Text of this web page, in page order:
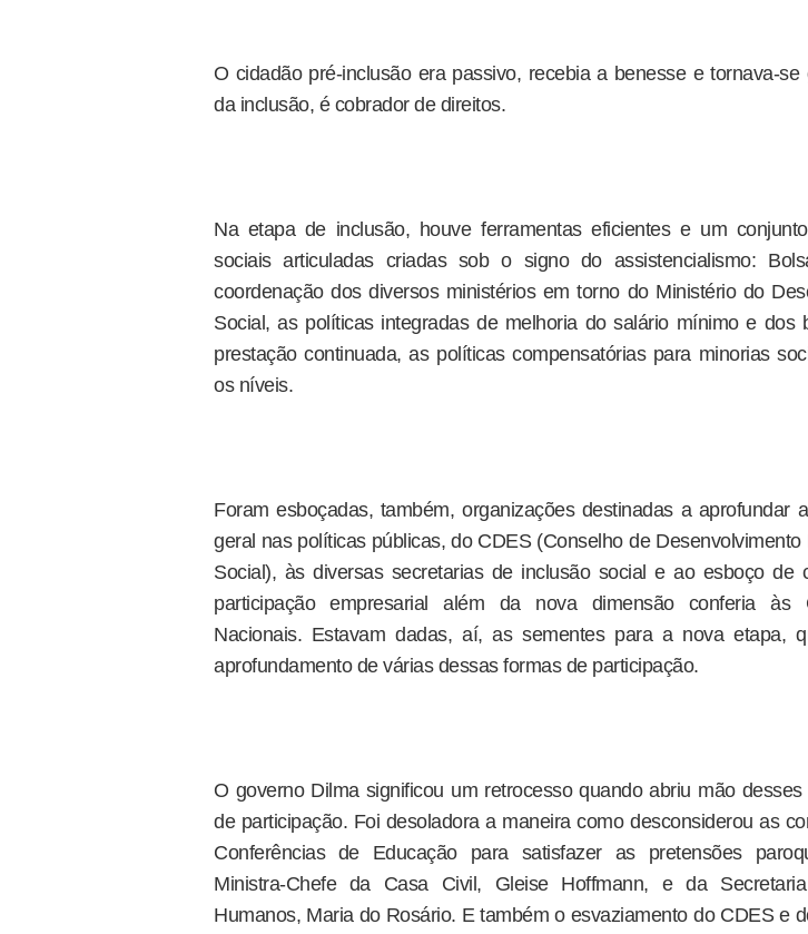
O cidadão pré-inclusão era passivo, recebia a benesse e tornava-se
da inclusão, é cobrador de direitos.
Na etapa de inclusão, houve ferramentas eficientes e um
sociais articuladas criadas sob o signo do assistencialismo:
coordenação dos diversos ministérios em torno do Ministério do
Social, as políticas integradas de melhoria do salário mínimo e dos
prestação continuada, as políticas compensatórias para minorias
os níveis.
Foram esboçadas, também, organizações destinadas a aprofundar
geral nas políticas públicas, do CDES (Conselho de Desenvolvimento
Social), às diversas secretarias de inclusão social e ao esboço de
participação empresarial além da nova dimensão conferia às
Nacionais. Estavam dadas, aí, as sementes para a nova etapa,
aprofundamento de várias dessas formas de participação.
O governo Dilma significou um retrocesso quando abriu mão desses
de participação. Foi desoladora a maneira como desconsiderou as
Conferências de Educação para satisfazer as pretensões
Ministra-Chefe da Casa Civil, Gleise Hoffmann, e da
Humanos, Maria do Rosário. E também o esvaziamento do CDES e